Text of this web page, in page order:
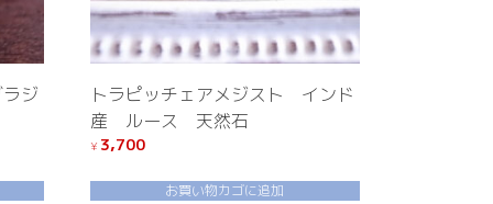
ジ
トラピッチェアメジスト インド
産 ルース 天然石
¥ 3,700
お買い物カゴに追加